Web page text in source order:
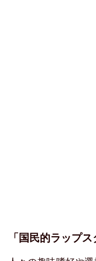
「国民的ラップ